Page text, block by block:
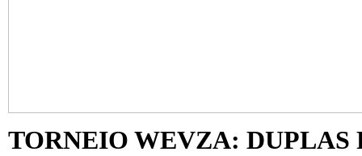
TORNEIO WEVZA: DUPLAS